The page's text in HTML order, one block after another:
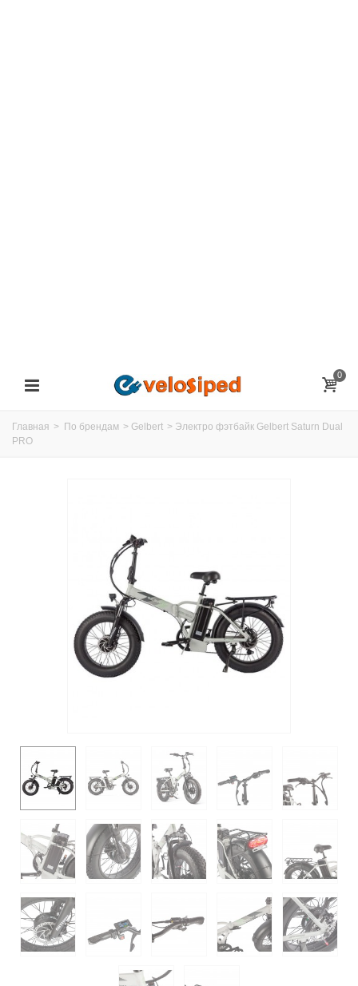
0
Главная > По брендам > Gelbert > Электро фэтбайк Gelbert Saturn Dual
PRO